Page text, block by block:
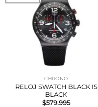
CHRONO
RELOJ SWATCH BLACK IS
BLACK
$579.995